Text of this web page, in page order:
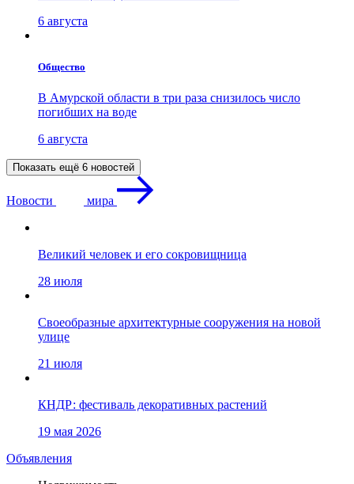
6 августа
Общество
В Амурской области в три раза снизилось число
погибших на воде
6 августа
Показать ещё 6 новостей
Новости мира
Великий человек и его сокровищница
28 июля
Своеобразные архитектурные сооружения на новой
улице
21 июля
КНДР: фестиваль декоративных растений
19 мая 2026
Объявления